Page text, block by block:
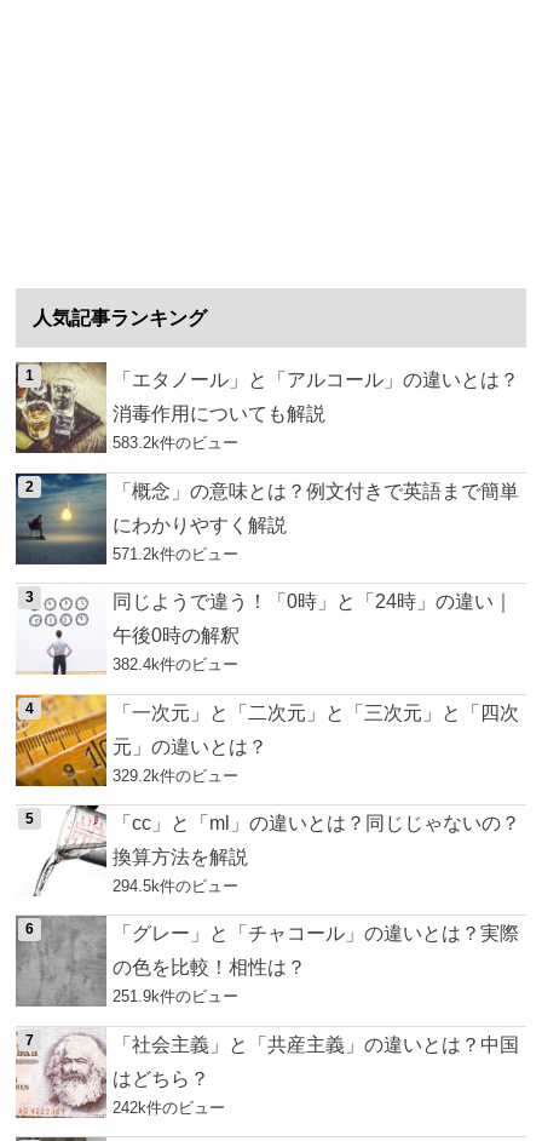
人気記事ランキング
「エタノール」と「アルコール」の違いとは？
消毒作用についても解説
583.2k件のビュー
「概念」の意味とは？例文付きで英語まで簡単
にわかりやすく解説
571.2k件のビュー
同じようで違う！「0時」と「24時」の違い｜
午後0時の解釈
382.4k件のビュー
「一次元」と「二次元」と「三次元」と「四次
元」の違いとは？
329.2k件のビュー
「cc」と「ml」の違いとは？同じじゃないの？
換算方法を解説
294.5k件のビュー
「グレー」と「チャコール」の違いとは？実際
の色を比較！相性は？
251.9k件のビュー
「社会主義」と「共産主義」の違いとは？中国
はどちら？
242k件のビュー